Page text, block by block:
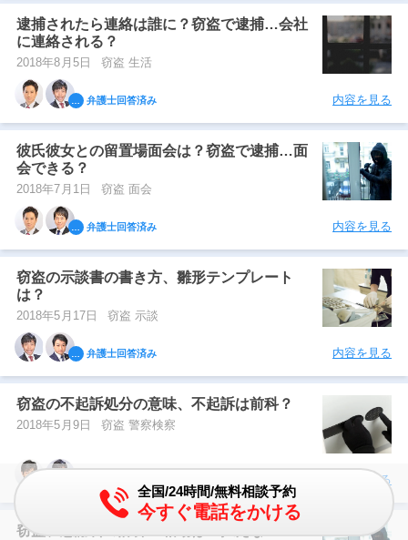
逮捕されたら連絡は誰に？窃盗で逮捕…会社
に連絡される？
2018年8月5日 窃盗 生活
弁護士回答済み 内容を見る
彼氏彼女との留置場面会は？窃盗で逮捕…面
会できる？
2018年7月1日 窃盗 面会
弁護士回答済み 内容を見る
窃盗の示談書の書き方、雛形テンプレート
は？
2018年5月17日 窃盗 示談
弁護士回答済み 内容を見る
窃盗の不起訴処分の意味、不起訴は前科？
2018年5月9日 窃盗 警察検察
内容を見る
窃盗、慰謝料の計算・相場は？払えない？
全国/24時間/無料相談予約
今すぐ電話をかける